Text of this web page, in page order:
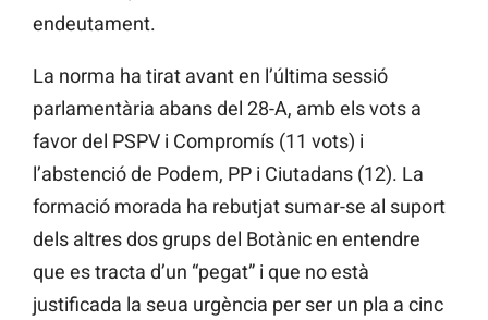
endeutament.
La norma ha tirat avant en l’última sessió
parlamentària abans del 28-A, amb els vots a
favor del PSPV i Compromís (11 vots) i
l’abstenció de Podem, PP i Ciutadans (12). La
formació morada ha rebutjat sumar-se al suport
dels altres dos grups del Botànic en entendre
que es tracta d’un “pegat” i que no està
justificada la seua urgència per ser un pla a cinc